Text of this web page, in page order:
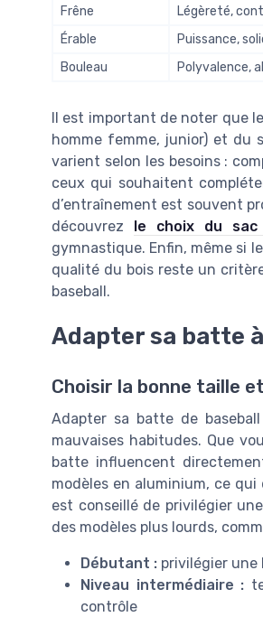
Frêne
Légèreté,
Érable
Puissance,
Bouleau
Polyvalence,
Il est important de noter que
homme femme, junior) et du
varient selon les besoins :
ceux qui souhaitent
d’entraînement est souvent
découvrez le choix du
gymnastique. Enfin, même si
qualité du bois reste un
baseball.
Adapter sa batte
Choisir la bonne taille
Adapter sa batte de
mauvaises habitudes. Que
batte influencent
modèles en aluminium, ce
est conseillé de privilégier
des modèles plus lourds,
Débutant : privilégier une
Niveau intermédiaire :
contrôle